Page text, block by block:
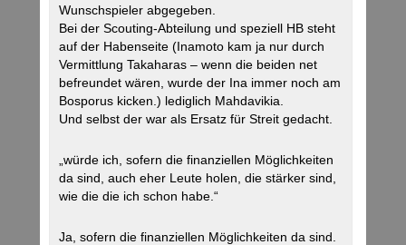
Wunschspieler abgegeben.
Bei der Scouting-Abteilung und speziell HB steht
auf der Habenseite (Inamoto kam ja nur durch
Vermittlung Takaharas – wenn die beiden net
befreundet wären, wurde der Ina immer noch am
Bosporus kicken.) lediglich Mahdavikia.
Und selbst der war als Ersatz für Streit gedacht.
„würde ich, sofern die finanziellen Möglichkeiten
da sind, auch eher Leute holen, die stärker sind,
wie die die ich schon habe.“
Ja, sofern die finanziellen Möglichkeiten da sind.